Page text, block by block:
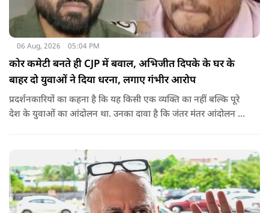
06 Aug, 2026 05:04 PM
कोर कमेटी बनते ही CJP में बवाल, अभिजीत दिपके के घर के
बाहर दो युवाओं ने दिया धरना, लगाए गंभीर आरोप
प्रदर्शनकारियों का कहना है कि यह किसी एक व्यक्ति का नहीं बल्कि पूरे
देश के युवाओं का आंदोलन था. उनका दावा है कि जंतर मंतर आंदोलन से